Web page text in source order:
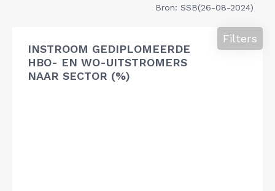
Bron: SSB(26-08-2024)
INSTROOM GEDIPLOMEERDE
HBO- EN WO-UITSTROMERS
NAAR SECTOR (%)
Filters